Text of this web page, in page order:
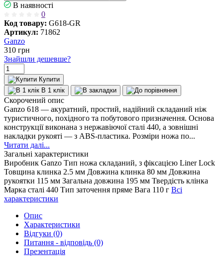
В наявності
0
Код товару: G618-GR
Артикул: 71862
Ganzo
310 грн
Знайшли дешевше?
Купити
В 1 клік
Скорочений опис
Ganzo 618 — акуратний, простий, надійний складаний ніж
туристичного, похідного та побутового призначення. Основа
конструкції виконана з нержавіючої сталі 440, а зовнішні
накладки рукояті — з ABS-пластика. Розміри ножа по...
Читати далі...
Загальні характеристики
Виробник Ganzo Тип ножа складаний, з фіксацією Liner Lock
Товщина клинка 2.5 мм Довжина клинка 80 мм Довжина
рукоятки 115 мм Загальна довжина 195 мм Твердість клінка
Марка сталі 440 Тип заточення пряме Вага 110 г Всі
характеристики
Опис
Характеристики
Відгуки (0)
Питання - відповідь (0)
Презентація